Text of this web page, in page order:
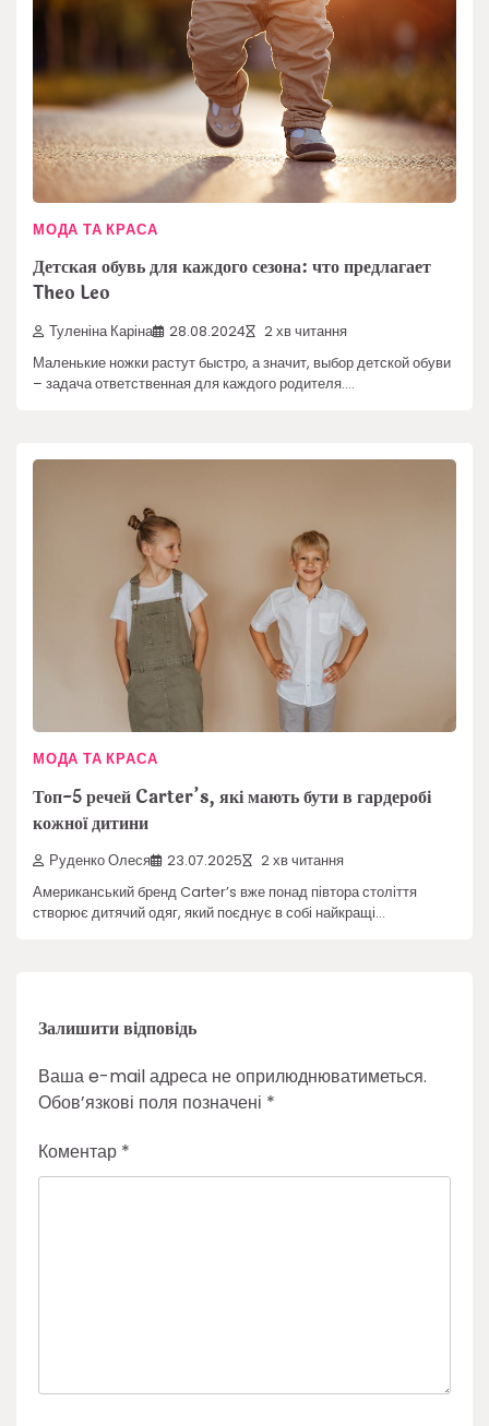
МОДА ТА КРАСА
Детская обувь для каждого сезона: что предлагает
Theo Leo
Туленіна Каріна 28.08.2024 2 хв читання
Маленькие ножки растут быстро, а значит, выбор детской обуви
– задача ответственная для каждого родителя.…
МОДА ТА КРАСА
Топ-5 речей Carter’s, які мають бути в гардеробі
кожної дитини
Руденко Олеся 23.07.2025 2 хв читання
Американський бренд Carter’s вже понад півтора століття
створює дитячий одяг, який поєднує в собі найкращі…
Залишити відповідь
Ваша e-mail адреса не оприлюднюватиметься.
Обов’язкові поля позначені *
Коментар *